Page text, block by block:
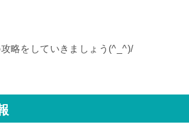
略をしていきましょう(^_^)/